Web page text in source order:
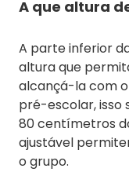
A que altura
A parte inferior
altura que
alcançá-la com
pré-escolar, isso
80 centímetros
ajustável
o grupo.